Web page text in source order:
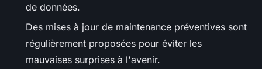
de données.
Des mises à jour de maintenance préventives sont
régulièrement proposées pour éviter les
mauvaises surprises à l'avenir.